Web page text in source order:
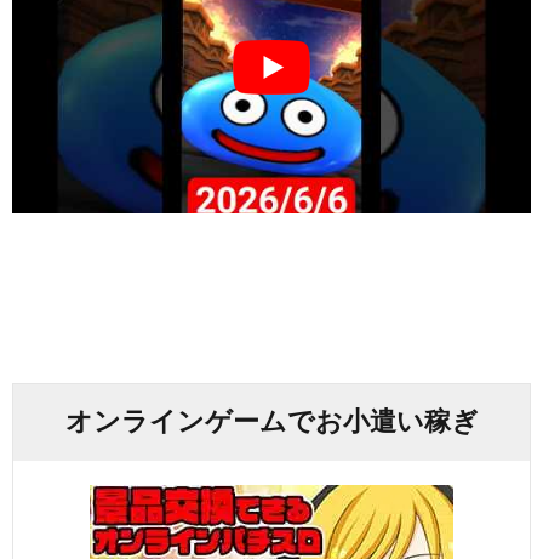
オンラインゲームでお小遣い稼ぎ